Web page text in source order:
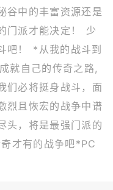
谷中的丰富资源还是
门派才能决定！ 少
吧！ *从我的战斗到
就自己的传奇之路,
们必将挺身战斗，面
烈且恢宏的战争中谱
头，将是最强门派的
才有的战争吧*PC